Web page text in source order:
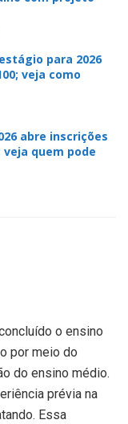
para 2026
veja como
abre inscrições
quem pode
o ensino
por meio do
do ensino médio.
prévia na
Essa